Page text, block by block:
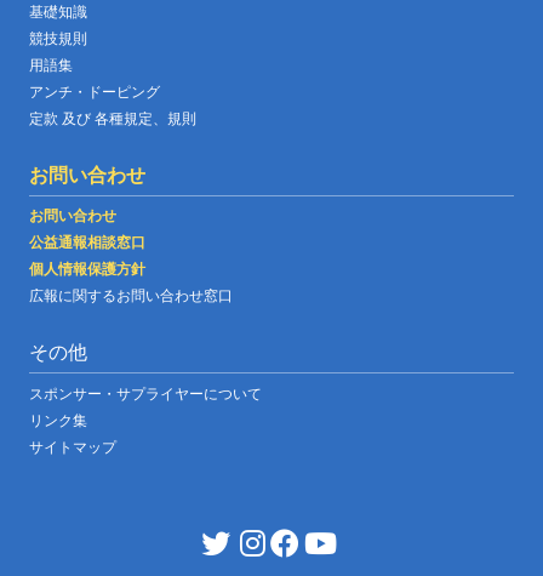
基礎知識
競技規則
用語集
アンチ・ドーピング
定款 及び 各種規定、規則
お問い合わせ
お問い合わせ
公益通報相談窓口
個人情報保護方針
広報に関するお問い合わせ窓口
その他
スポンサー・サプライヤーについて
リンク集
サイトマップ